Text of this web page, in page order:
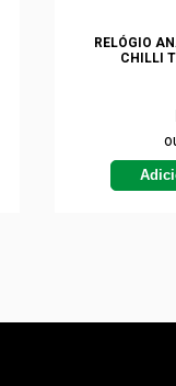
RELÓGIO
CHILLI